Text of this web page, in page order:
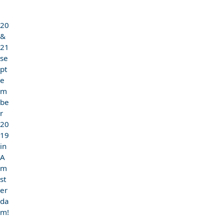
20
&
21
se
pt
e
m
be
r
20
19
in
A
m
st
er
da
m!